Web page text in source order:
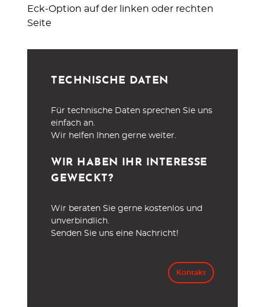
Eck-Option auf der linken oder rechten
Seite
TECHNISCHE DATEN
Für technische Daten sprechen Sie uns
einfach an.
Wir helfen Ihnen gerne weiter.
WIR HABEN IHR INTERESSE
GEWECKT?
Wir beraten Sie gerne kostenlos und
unverbindlich.
Senden Sie uns eine Nachricht!
Kontakt